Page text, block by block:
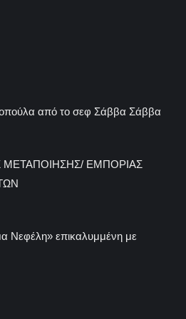
από το σεφ Σάββα Σάββα
ΕΜΠΟΡΙΑΣ
Νεφέλη» επικαλυμμένη με